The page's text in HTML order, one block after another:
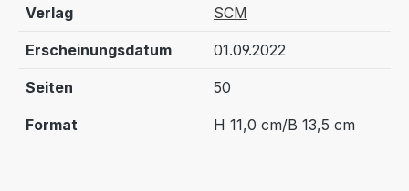
Verlag SCM
Erscheinungsdatum 01.09.2022
Seiten 50
Format H 11,0 cm/B 13,5 cm